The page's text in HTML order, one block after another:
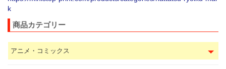
k
商品カテゴリー
アニメ・コミックス